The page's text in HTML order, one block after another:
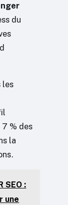
du
les
7 % des
la
SEO :
une